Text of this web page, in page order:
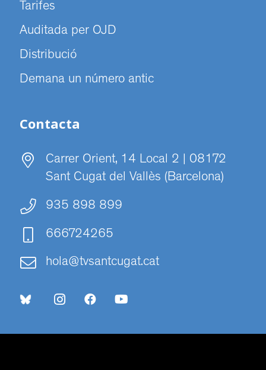
Tarifes
Auditada per OJD
Distribució
Demana un número antic
Contacta
Carrer Orient, 14 Local 2 | 08172
Sant Cugat del Vallès (Barcelona)
935 898 899
666724265
hola@tvsantcugat.cat